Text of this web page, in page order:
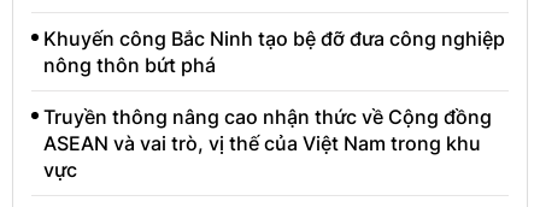
Khuyến công Bắc Ninh tạo bệ đỡ đưa công nghiệp
nông thôn bứt phá
Truyền thông nâng cao nhận thức về Cộng đồng
ASEAN và vai trò, vị thế của Việt Nam trong khu
vực